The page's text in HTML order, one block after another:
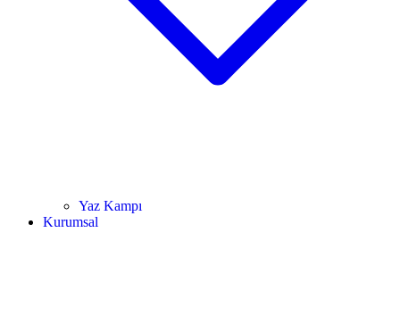
Yaz Kampı
Kurumsal